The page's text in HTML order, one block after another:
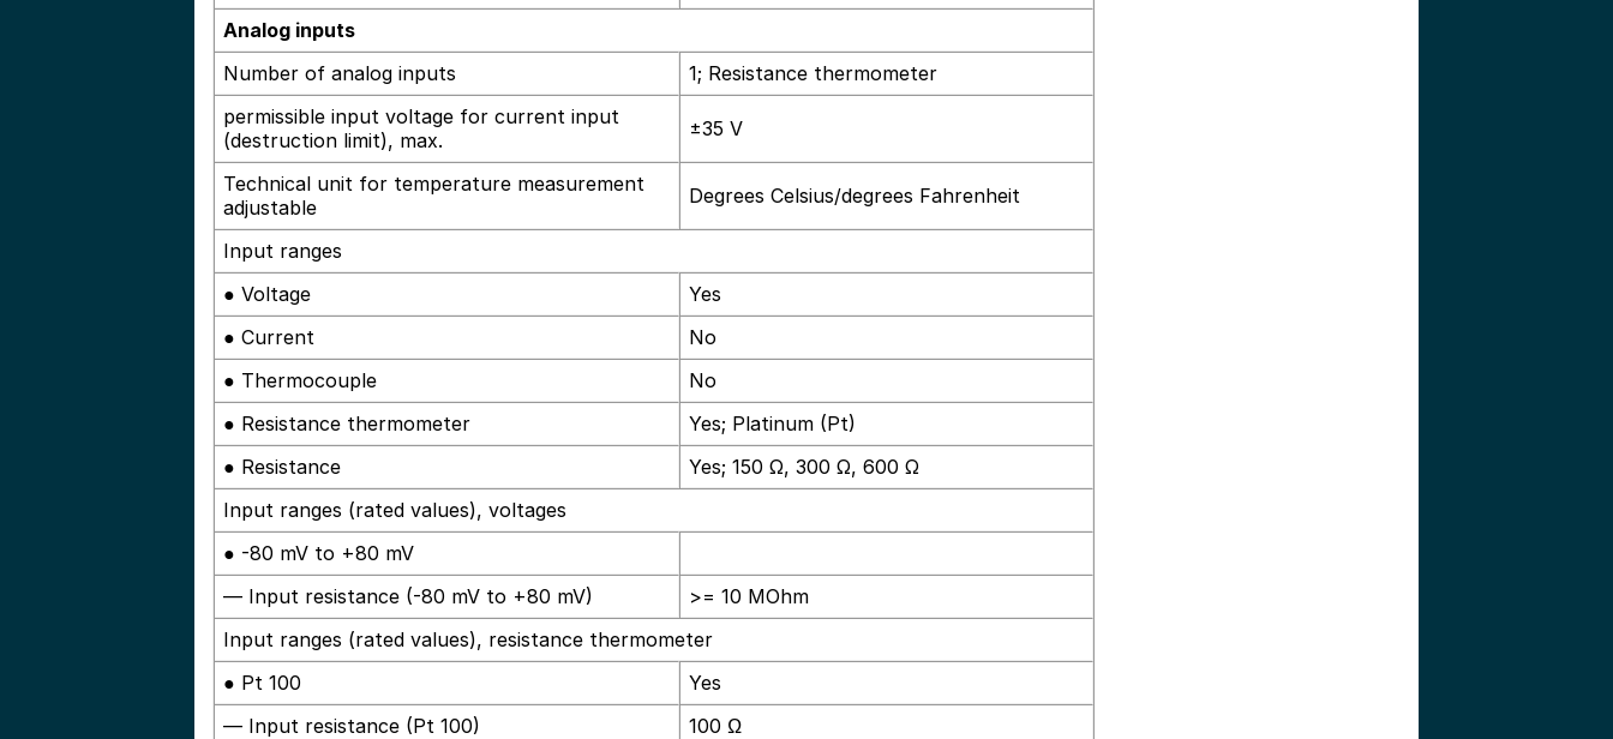
Analog inputs
Number of analog inputs
1; Resistance thermometer
permissible input voltage for current input
(destruction limit), max.
±35 V
Technical unit for temperature measurement
adjustable
Degrees Celsius/degrees Fahrenheit
Input ranges
● Voltage
Yes
● Current
No
● Thermocouple
No
● Resistance thermometer
Yes; Platinum (Pt)
● Resistance
Yes; 150 Ω, 300 Ω, 600 Ω
Input ranges (rated values), voltages
● -80 mV to +80 mV
— Input resistance (-80 mV to +80 mV)
>= 10 MOhm
Input ranges (rated values), resistance thermometer
● Pt 100
Yes
— Input resistance (Pt 100)
100 Ω